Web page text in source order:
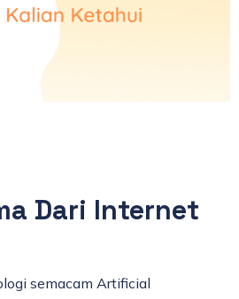
Dari Internet
semacam Artificial